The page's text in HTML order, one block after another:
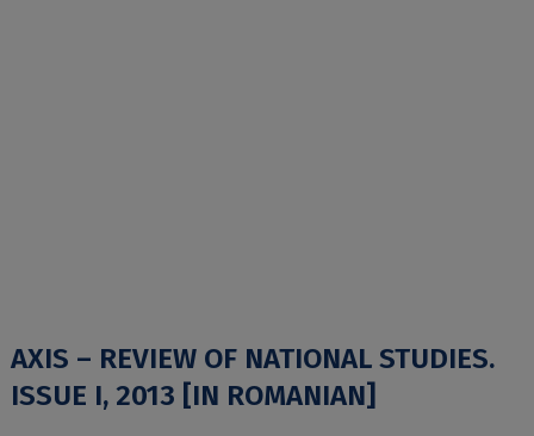
AXIS – REVIEW OF NATIONAL STUDIES.
ISSUE I, 2013 [IN ROMANIAN]